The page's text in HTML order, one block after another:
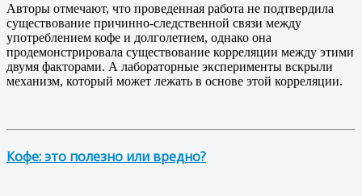
Авторы отмечают, что проведенная работа не подтвердила
существование причинно-следственной связи между
употреблением кофе и долголетием, однако она
продемонстрировала существование корреляции между этими
двумя факторами. А лабораторные эксперименты вскрыли
механизм, который может лежать в основе этой корреляции.
Кофе: это полезно или вредно?